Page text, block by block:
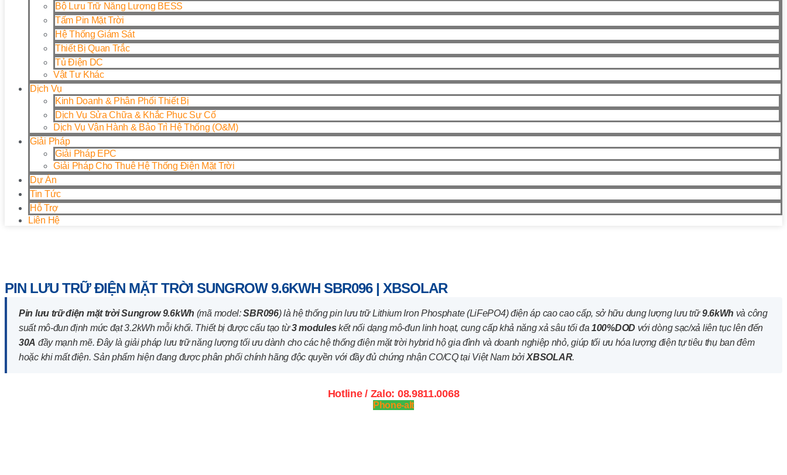
Bộ Lưu Trữ Năng Lượng BESS
Tấm Pin Mặt Trời
Hệ Thống Giám Sát
Thiết Bị Quan Trắc
Tủ Điện DC
Vật Tư Khác
Dịch Vụ
Kinh Doanh & Phân Phối Thiết Bị
Dịch Vụ Sửa Chữa & Khắc Phục Sự Cố
Dịch Vụ Vận Hành & Bảo Trì Hệ Thống (O&M)
Giải Pháp
Giải Pháp EPC
Giải Pháp Cho Thuê Hệ Thống Điện Mặt Trời
Dự Án
Tin Tức
Hỗ Trợ
Liên Hệ
PIN LƯU TRỮ ĐIỆN MẶT TRỜI SUNGROW 9.6KWH SBR096 | XBSOLAR
Pin lưu trữ điện mặt trời Sungrow 9.6kWh (mã model:SBR096) là hệ thống pin lưu trữ Lithium Iron Phosphate (LiFePO4) điện áp cao cao cấp, sở hữu dung lượng lưu trữ9.6kWh và công
suất mô-đun định mức đạt 3.2kWh mỗi khối. Thiết bị được cấu tạo từ3 modules kết nối dạng mô-đun linh hoạt, cung cấp khả năng xả sâu tối đa100%DOD với dòng sạc/xả liên tục lên đến
30A đầy mạnh mẽ. Đây là giải pháp lưu trữ năng lượng tối ưu dành cho các hệ thống điện mặt trời hybrid hộ gia đình và doanh nghiệp nhỏ, giúp tối ưu hóa lượng điện tự tiêu thụ ban đêm
hoặc khi mất điện. Sản phẩm hiện đang được phân phối chính hãng độc quyền với đầy đủ chứng nhận CO/CQ tại Việt Nam bởiXBSOLAR.
Hotline / Zalo: 08.9811.0068
Phone-alt